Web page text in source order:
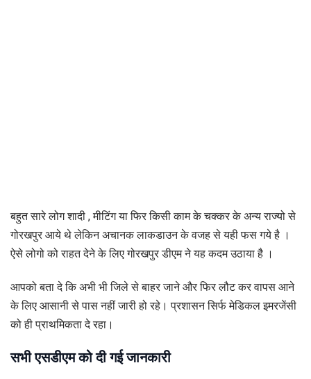
बहुत सारे लोग शादी , मीटिंग या फिर किसी काम के चक्कर के अन्य राज्यो से
गोरखपुर आये थे लेकिन अचानक लाकडाउन के वजह से यही फस गये है ।
ऐसे लोगो को राहत देने के लिए गोरखपुर डीएम ने यह कदम उठाया है ।
आपको बता दे कि अभी भी जिले से बाहर जाने और फिर लौट कर वापस आने
के लिए आसानी से पास नहीं जारी हो रहे। प्रशासन सिर्फ मेडिकल इमरजेंसी
को ही प्राथमिकता दे रहा।
सभी एसडीएम को दी गई जानकारी